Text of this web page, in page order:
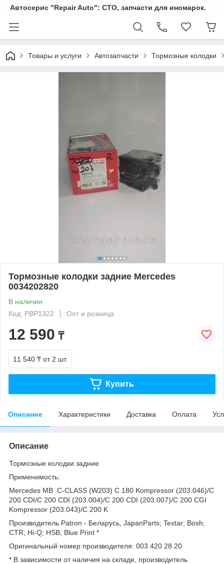
Автосерис "Repair Auto": СТО, запчасти для иномарок.
Товары и услуги Автозапчасти Тормозные колодки
Тормозные колодки задние Mercedes
0034202820
В наличии
Код: PBP1322
Опт и розница
12 590 ₸
11 540 ₸ от 2 шт.
Купить
Описание Характеристики Доставка Оплата
Описание
Тормозные колодки задние
Применимость:
Mercedes MB C-CLASS (W203) C 180 Kompressor (203.046)/C
200 CDI/C 200 CDI (203.004)/C 200 CDI (203.007)/C 200 CGI
Kompressor (203.043)/C 200 K
Производитель Patron - Беларусь, JapanParts; Textar; Bosh;
CTR; Hi-Q; HSB; Blue Print *
Оригинальный номер производителя: 003 420 28 20
* В зависимости от наличия на складе, производитель